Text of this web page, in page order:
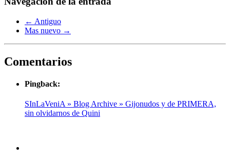
← Antiguo
Mas nuevo →
Comentarios
Pingback:
SInLaVeniA » Blog Archive » Gijonudos y de PRIMERA,
sin olvidarnos de Quini